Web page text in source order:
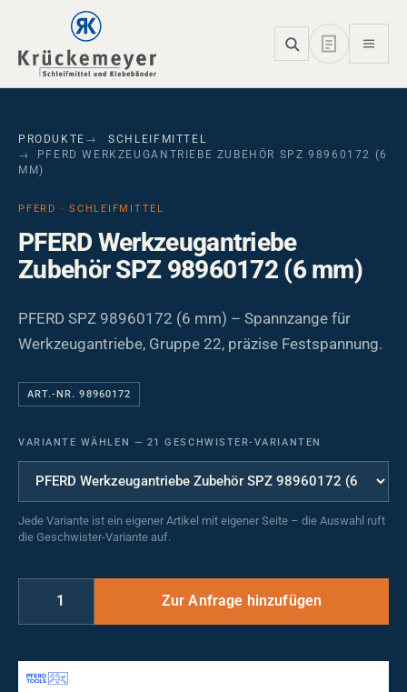
Skip to main navigation
Skip to main content
Skip to page footer
PRODUKTE
SCHLEIFMITTEL
PFERD WERKZEUGANTRIEBE ZUBEHÖR SPZ 98960172 (6
MM)
PFERD · SCHLEIFMITTEL
PFERD Werkzeugantriebe
Zubehör SPZ 98960172 (6 mm)
PFERD SPZ 98960172 (6 mm) – Spannzange für
Werkzeugantriebe, Gruppe 22, präzise Festspannung.
ART.-NR. 98960172
VARIANTE WÄHLEN — 21 GESCHWISTER-VARIANTEN
Jede Variante ist ein eigener Artikel mit eigener Seite – die Auswahl ruft
die Geschwister-Variante auf.